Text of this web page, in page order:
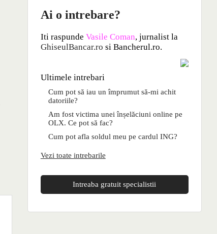
Ai o intrebare?
Iti raspunde Vasile Coman, jurnalist la
GhiseulBancar.ro si Bancherul.ro.
Ultimele intrebari
Cum pot să iau un împrumut să-mi achit
datoriile?
Am fost victima unei înșelăciuni online pe
OLX. Ce pot să fac?
Cum pot afla soldul meu pe cardul ING?
Vezi toate intrebarile
Intreaba gratuit specialistii